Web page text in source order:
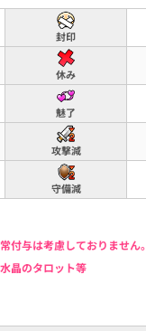
封印
休み
魅了
攻撃減
守備減
与は考慮しておりません。
晶のタロット等